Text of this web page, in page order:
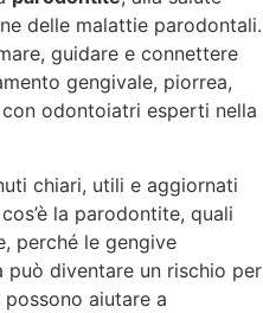
delle malattie parodontali.
guidare e connettere
gengivale, piorrea,
odontoiatri esperti nella
chiari, utili e aggiornati
la parodontite, quali
perché le gengive
può diventare un rischio per
aiutare a